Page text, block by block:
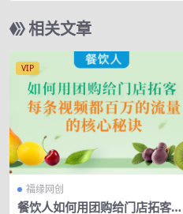
相关文章
VIP
福缘网创
餐饮人如何用团购给门店拓客，